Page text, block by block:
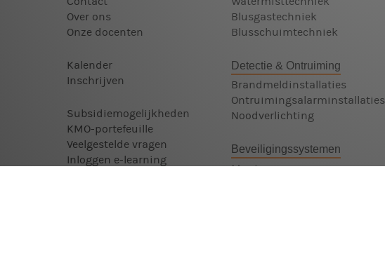
Over ons
Onze docenten
Kalender
Inschrijven
Subsidiemogelijkheden
KMO-portefeuille
Veelgestelde vragen
Inloggen e-learning
Blusgastechniek
Blusschuimtechniek
Detectie & Ontruiming
Brandmeldinstallaties
Ontruimingsalarminstallaties
Noodverlichting
Beveiligingssystemen
Monteur